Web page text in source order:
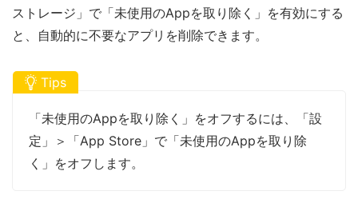
ストレージ」で「未使用のAppを取り除く」を有効にする
と、自動的に不要なアプリを削除できます。
Tips
「未使用のAppを取り除く」をオフするには、「設
定」＞「App Store」で「未使用のAppを取り除
く」をオフします。